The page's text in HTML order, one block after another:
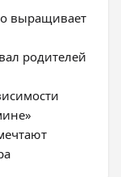
выращивает
родителей